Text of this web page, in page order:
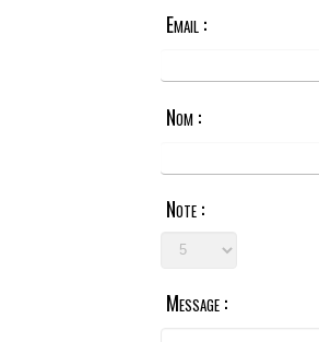
Email :
Nom :
Note :
Message :